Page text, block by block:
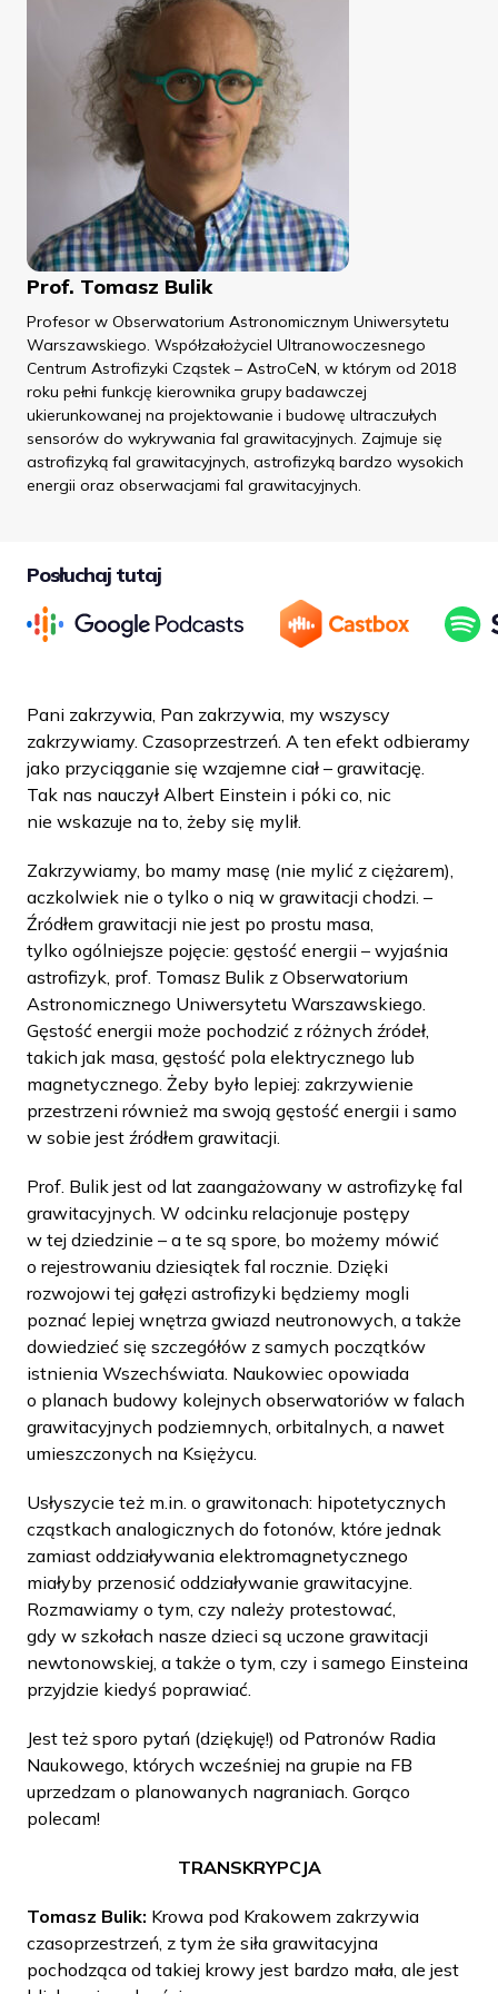
Prof. Tomasz Bulik
Profesor w Obserwatorium Astronomicznym Uniwersytetu
Warszawskiego. Współzałożyciel Ultranowoczesnego
Centrum Astrofizyki Cząstek – AstroCeN, w którym od 2018
roku pełni funkcję kierownika grupy badawczej
ukierunkowanej na projektowanie i budowę ultraczułych
sensorów do wykrywania fal grawitacyjnych. Zajmuje się
astrofizyką fal grawitacyjnych, astrofizyką bardzo wysokich
energii oraz obserwacjami fal grawitacyjnych.
Posłuchaj tutaj
Pani zakrzywia, Pan zakrzywia, my wszyscy
zakrzywiamy. Czasoprzestrzeń. A ten efekt odbieramy
jako przyciąganie się wzajemne ciał – grawitację.
Tak nas nauczył Albert Einstein i póki co, nic
nie wskazuje na to, żeby się mylił.
Zakrzywiamy, bo mamy masę (nie mylić z ciężarem),
aczkolwiek nie o tylko o nią w grawitacji chodzi. –
Źródłem grawitacji nie jest po prostu masa,
tylko ogólniejsze pojęcie: gęstość energii – wyjaśnia
astrofizyk, prof. Tomasz Bulik z Obserwatorium
Astronomicznego Uniwersytetu Warszawskiego.
Gęstość energii może pochodzić z różnych źródeł,
takich jak masa, gęstość pola elektrycznego lub
magnetycznego. Żeby było lepiej: zakrzywienie
przestrzeni również ma swoją gęstość energii i samo
w sobie jest źródłem grawitacji.
Prof. Bulik jest od lat zaangażowany w astrofizykę fal
grawitacyjnych. W odcinku relacjonuje postępy
w tej dziedzinie – a te są spore, bo możemy mówić
o rejestrowaniu dziesiątek fal rocznie. Dzięki
rozwojowi tej gałęzi astrofizyki będziemy mogli
poznać lepiej wnętrza gwiazd neutronowych, a także
dowiedzieć się szczegółów z samych początków
istnienia Wszechświata. Naukowiec opowiada
o planach budowy kolejnych obserwatoriów w falach
grawitacyjnych podziemnych, orbitalnych, a nawet
umieszczonych na Księżycu.
Usłyszycie też m.in. o grawitonach: hipotetycznych
cząstkach analogicznych do fotonów, które jednak
zamiast oddziaływania elektromagnetycznego
miałyby przenosić oddziaływanie grawitacyjne.
Rozmawiamy o tym, czy należy protestować,
gdy w szkołach nasze dzieci są uczone grawitacji
newtonowskiej, a także o tym, czy i samego Einsteina
przyjdzie kiedyś poprawiać.
Jest też sporo pytań (dziękuję!) od Patronów Radia
Naukowego, których wcześniej na grupie na FB
uprzedzam o planowanych nagraniach. Gorąco
polecam!
TRANSKRYPCJA
Tomasz Bulik: Krowa pod Krakowem zakrzywia
czasoprzestrzeń, z tym że siła grawitacyjna
pochodząca od takiej krowy jest bardzo mała, ale jest